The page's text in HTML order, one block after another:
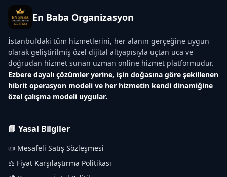
En Baba Organizasyon
İstanbul’daki tüm hizmetlerini, her alanın gerçeğine uygun
olarak geliştirilmiş özel dijital altyapısıyla uçtan uca ve
doğrudan hizmet sunan uzman online hizmet platformudur.
Ezbere dayalı çözümler yerine, işin doğasına göre şekillenen
hibrit operasyon modeli ve her hizmetin kendi dinamiğine
özel çalışma modeli uygular.
📘 Yasal Bilgiler
📜 Mesafeli Satış Sözleşmesi
⚖️ Fiyat Karşılaştırma Politikası